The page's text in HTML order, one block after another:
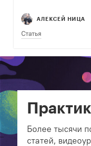
вывести свой город
АЛЕКСЕЙ НИЦА
Статья
Более тысячи
статей,